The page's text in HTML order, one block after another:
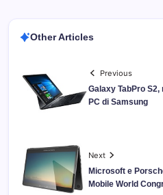
Other Articles
Previous
Galaxy TabPro
PC di Samsung
Next
Microsoft e
Mobile World